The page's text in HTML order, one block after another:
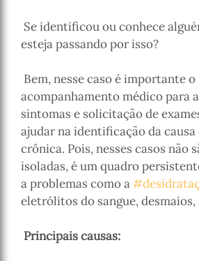
Se identificou ou conhece
esteja passando por isso?
Bem, nesse caso é importante o
acompanhamento médico para
sintomas e solicitação de
ajudar na identificação da
crônica. Pois, nesses casos não
isoladas, é um quadro
a problemas como a
eletrólitos do sangue,
Principais causas: